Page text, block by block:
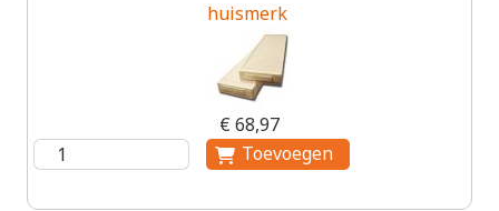
huismerk
€ 68,97